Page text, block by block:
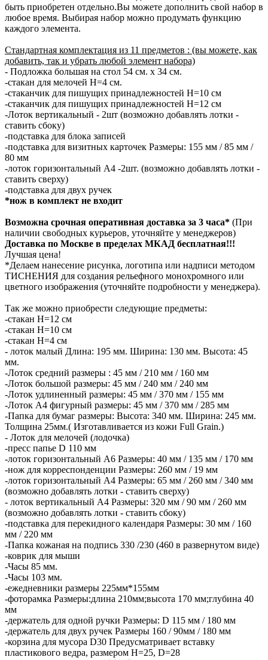
быть приобретен отдельно.Вы можете дополнить свой набор в
любое время. Выбирая набор можно продумать функцию
каждого элемента.
Стандартная комплектация из 11 предметов : (вы можете, как
добавить, так и убрать любой элемент набора)
- Подложка большая на стол 54 см. х 34 см.
-стакан для мелочей H=4 см.
-стаканчик для пишущих принадлежностей H=10 см
-стаканчик для пишущих принадлежностей H=12 см
-Лоток вертикальный - 2шт (возможно добавлять лотки -
ставить сбоку)
-подставка для блока записей
-подставка для визитных карточек Размеры: 155 мм / 85 мм /
80 мм
-лоток горизонтальный А4 -2шт. (возможно добавлять лотки -
ставить сверху)
-подставка для двух ручек
*нож в комплект не входит
Возможна срочная оперативная доставка за 3 часа* (При
наличии свободных курьеров, уточняйте у менеджеров)
Доставка по Москве в пределах МКАД бесплатная!!!
Лучшая цена!
*Делаем нанесение рисунка, логотипа или надписи методом
ТИСНЕНИЯ для создания рельефного монохромного или
цветного изображения (уточняйте подробности у менеджера).
Так же можно приобрести следующие предметы:
-стакан H=12 см
-стакан H=10 см
-стакан H=4 см
- лоток малый Длина: 195 мм. Ширина: 130 мм. Высота: 45
мм.
-Лоток средний размеры : 45 мм / 210 мм / 160 мм
-Лоток большой размеры: 45 мм / 240 мм / 240 мм
-Лоток удлиненный размеры: 45 мм / 370 мм / 155 мм
-Лоток А4 фигурный размеры: 45 мм / 370 мм / 285 мм
-Папка для бумаг размеры: Высота: 340 мм. Ширина: 245 мм.
Толщина 25мм.( Изготавливается из кожи Full Grain.)
- Лоток для мелочей (лодочка)
-пресс папье D 110 мм
-лоток горизонтальный А6 Размеры: 40 мм / 135 мм / 170 мм
-нож для корреспонденции Размеры: 260 мм / 19 мм
-лоток горизонтальный А4 Размеры: 65 мм / 260 мм / 340 мм
(возможно добавлять лотки - ставить сверху)
- лоток вертикальный А4 Размеры: 320 мм / 90 мм / 260 мм
(возможно добавлять лотки - ставить сбоку)
-подставка для перекидного календаря Размеры: 30 мм / 160
мм / 220 мм
-Папка кожаная на подпись 330 /230 (460 в развернутом виде)
-коврик для мыши
-Часы 85 мм.
-Часы 103 мм.
-ежедневники размеры 225мм*155мм
-фоторамка Размеры:длина 210мм;высота 170 мм;глубина 40
мм
-держатель для одной ручки Размеры: D 115 мм / 180 мм
-держатель для двух ручек Размеры 160 / 90мм / 180 мм
-корзина для мусора D30 Предусматривает вставку
пластикового ведра, размером H=25, D=28